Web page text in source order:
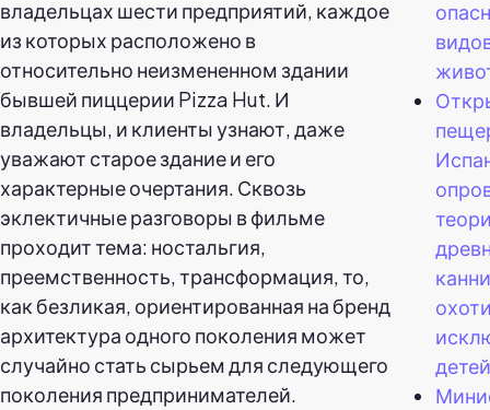
владельцах шести предприятий, каждое
из которых расположено в
относительно неизмененном здании
бывшей пиццерии Pizza Hut. И
владельцы, и клиенты узнают, даже
уважают старое здание и его
характерные очертания. Сквозь
эклектичные разговоры в фильме
проходит тема: ностальгия,
преемственность, трансформация, то,
как безликая, ориентированная на бренд
архитектура одного поколения может
случайно стать сырьем для следующего
поколения предпринимателей.